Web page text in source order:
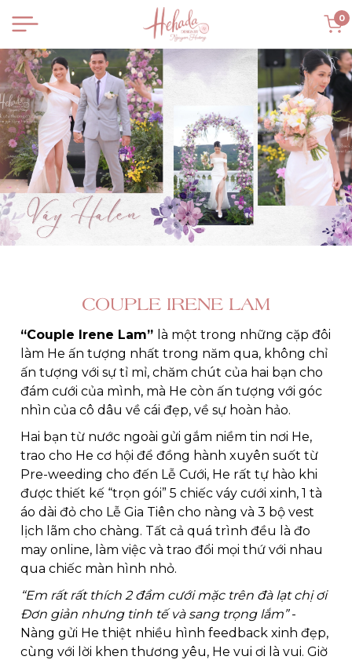
0
COUPLE IRENE LAM
“Couple Irene Lam” là một trong những cặp đôi
làm He ấn tượng nhất trong năm qua, không chỉ
ấn tượng với sự tỉ mỉ, chăm chút của hai bạn cho
đám cưới của mình, mà He còn ấn tượng với góc
nhìn của cô dâu về cái đẹp, về sự hoàn hảo.
Hai bạn từ nước ngoài gửi gắm niềm tin nơi He,
trao cho He cơ hội để đồng hành xuyên suốt từ
Pre-weeding cho đến Lễ Cưới, He rất tự hào khi
được thiết kế “trọn gói” 5 chiếc váy cưới xinh, 1 tà
áo dài đỏ cho Lễ Gia Tiên cho nàng và 3 bộ vest
lịch lãm cho chàng. Tất cả quá trình đều là đo
may online, làm việc và trao đổi mọi thứ với nhau
qua chiếc màn hình nhỏ.
“Em rất rất thích 2 đầm cưới mặc trên đà lạt chị ơi
Đơn giản nhưng tinh tế và sang trọng lắm” -
Nàng gửi He thiệt nhiều hình feedback xinh đẹp,
cùng với lời khen thương yêu, He vui ơi là vui. Giờ